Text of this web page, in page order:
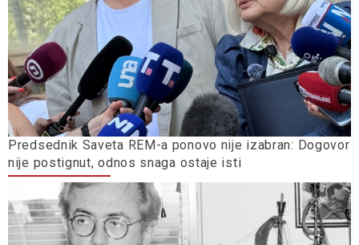
Predsednik Saveta REM-a ponovo nije izabran: Dogovor
nije postignut, odnos snaga ostaje isti